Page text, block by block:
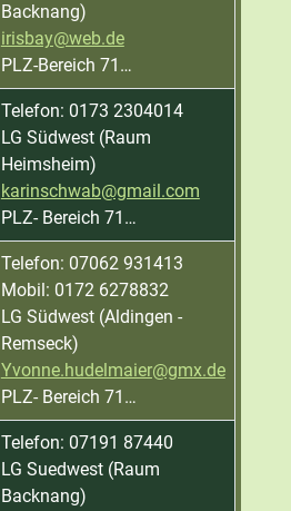
Backnang)
irisbay@web.de
PLZ-Bereich 71…
Telefon: 0173 2304014
LG Südwest (Raum
Heimsheim)
karinschwab@gmail.com
PLZ- Bereich 71…
Telefon: 07062 931413
Mobil: 0172 6278832
LG Südwest (Aldingen -
Remseck)
Yvonne.hudelmaier@gmx.de
PLZ- Bereich 71…
Telefon: 07191 87440
LG Suedwest (Raum
Backnang)